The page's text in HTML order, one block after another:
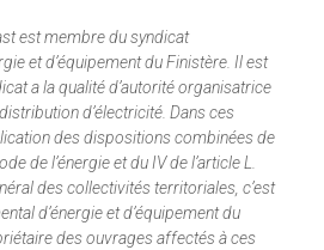
est membre du syndicat
et d’équipement du Finistère. Il est
a la qualité d’autorité organisatrice
d’électricité. Dans ces
des dispositions combinées de
de l’énergie et du IV de l’article L.
des collectivités territoriales, c’est
d’énergie et d’équipement du
des ouvrages affectés à ces